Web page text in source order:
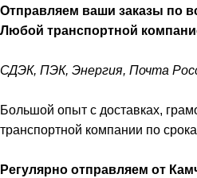
Отправляем ваши заказы по
Любой транспортной
СДЭК, ПЭК, Энергия, Почта
Большой опыт с доставках,
транспортной компании по
Регулярно отправляем от